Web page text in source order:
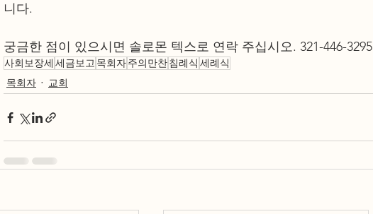
니다.
궁금한 점이 있으시면 솔로몬 텍스로 연락 주십시오. 321-446-3295
사회보장세 세금보고 목회자주의만찬침례식 세례식
목회자
교회